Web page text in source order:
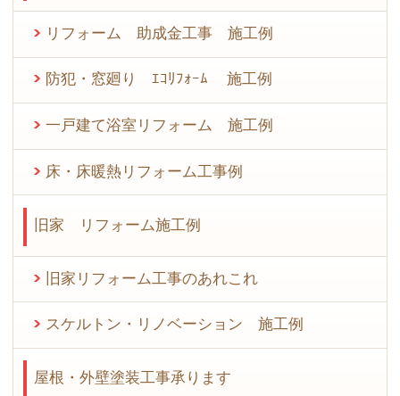
リフォーム 助成金工事 施工例
防犯・窓廻り ｴｺﾘﾌｫｰﾑ 施工例
一戸建て浴室リフォーム 施工例
床・床暖熱リフォーム工事例
旧家 リフォーム施工例
旧家リフォーム工事のあれこれ
スケルトン・リノベーション 施工例
屋根・外壁塗装工事承ります